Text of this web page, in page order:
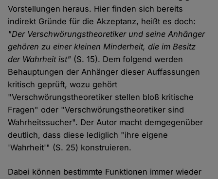
Vorstellungen heraus. Hier finden sich bereits
indirekt Gründe für die Akzeptanz, heißt es doch:
"Der Verschwörungstheoretiker und seine Anhänger
gehören zu einer kleinen Minderheit, die im Besitz
der Wahrheit ist" (S. 15). Dem folgend werden
Behauptungen der Anhänger dieser Auffassungen
kritisch geprüft, wozu gehört
"Verschwörungstheoretiker stellen bloß kritische
Fragen" oder "Verschwörungstheoretiker sind
Wahrheitssucher". Der Autor macht demgegenüber
deutlich, dass diese lediglich "ihre eigene
'Wahrheit'" (S. 25) konstruieren.
Dabei können bestimmte Funktionen immer wieder